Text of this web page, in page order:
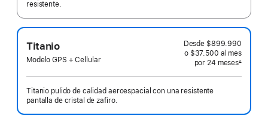
resistente.
Titanio
Modelo GPS + Cellular
Desde $899.990
o $37.500 al mes
por 24 mesesmeses
Nota a pie de página
∆
Titanio pulido de calidad aeroespacial con una resistente
pantalla de cristal de zafiro.